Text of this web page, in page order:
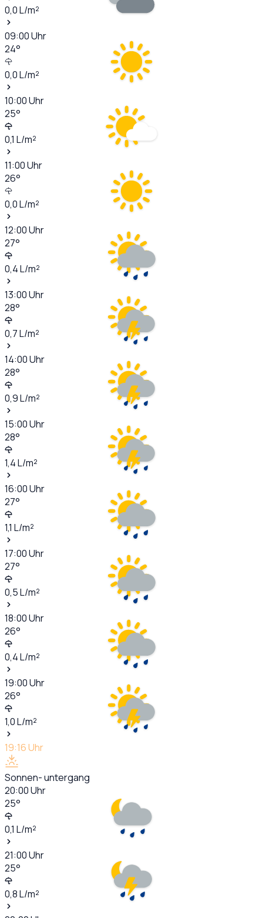
0,0L/m²
09:00Uhr
24°
0,0L/m²
10:00Uhr
25°
0,1 L/m²
11:00Uhr
26°
0,0L/m²
12:00Uhr
27°
0,4L/m²
13:00Uhr
28°
0,7L/m²
14:00Uhr
28°
0,9L/m²
15:00Uhr
28°
1,4L/m²
16:00Uhr
27°
1,1 L/m²
17:00Uhr
27°
0,5L/m²
18:00Uhr
26°
0,4L/m²
19:00Uhr
26°
1,0L/m²
19:16Uhr
Sonnen- untergang
20:00Uhr
25°
0,1 L/m²
21:00Uhr
25°
0,8L/m²